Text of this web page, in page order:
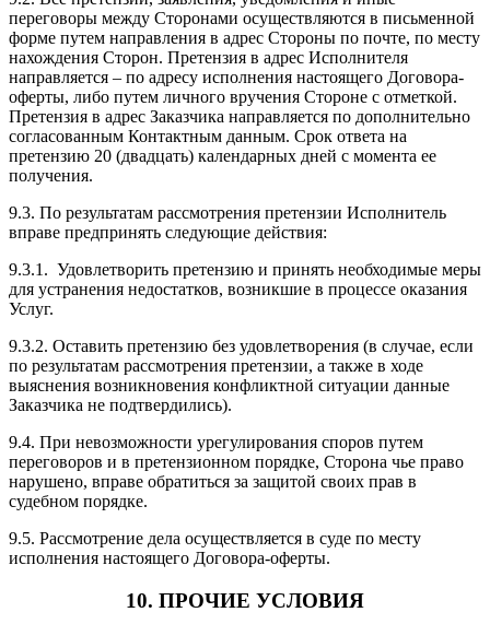
переговоры между Сторонами осуществляются в письменной
форме путем направления в адрес Стороны по почте, по месту
нахождения Сторон. Претензия в адрес Исполнителя
направляется – по адресу исполнения настоящего Договора-
оферты, либо путем личного вручения Стороне с отметкой.
Претензия в адрес Заказчика направляется по дополнительно
согласованным Контактным данным. Срок ответа на
претензию 20 (двадцать) календарных дней с момента ее
получения.
9.3. По результатам рассмотрения претензии Исполнитель
вправе предпринять следующие действия:
9.3.1. Удовлетворить претензию и принять необходимые меры
для устранения недостатков, возникшие в процессе оказания
Услуг.
9.3.2. Оставить претензию без удовлетворения (в случае, если
по результатам рассмотрения претензии, а также в ходе
выяснения возникновения конфликтной ситуации данные
Заказчика не подтвердились).
9.4. При невозможности урегулирования споров путем
переговоров и в претензионном порядке, Сторона чье право
нарушено, вправе обратиться за защитой своих прав в
судебном порядке.
9.5. Рассмотрение дела осуществляется в суде по месту
исполнения настоящего Договора-оферты.
10. ПРОЧИЕ УСЛОВИЯ